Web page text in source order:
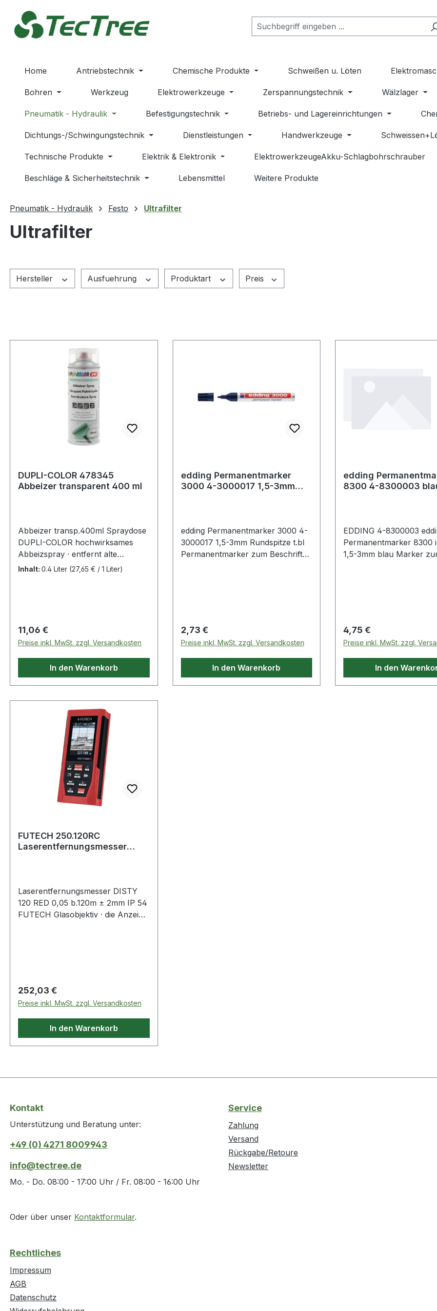
Hauptinhalt springen
Zur Suche springen
Zur Hauptnavigation springen
Home Antriebstechnik Chemische Produkte Schweißen u. Löten
Bohren Werkzeug Elektrowerkzeuge Zerspannungstechnik Wälzlager
Pneumatik - Hydraulik Befestigungstechnik Betriebs- und Lagereinrichtungen
Dichtungs-/Schwingungstechnik Dienstleistungen Handwerkzeuge
Technische Produkte Elektrik & Elektronik ElektrowerkzeugeAkku-Schlagbohrschrauber
Beschläge & Sicherheitstechnik Lebensmittel Weitere Produkte
Pneumatik - Hydraulik Festo Ultrafilter
Ultrafilter
Hersteller Ausfuehrung Produktart Preis
DUPLI-COLOR 478345
Abbeizer transparent 400 ml
Abbeizer transp.400ml Spraydose
DUPLI-COLOR hochwirksames
Abbeizspray · entfernt alte
Lackschichten auf Stein, Beton,
400ml · Gebinde: Spraydose
Inhalt: 0.4 Liter (27,65 € / 1 Liter)
Regulärer Preis:
11,06 €
Preise inkl. MwSt. zzgl. Versandkosten
In den Warenkorb
edding Permanentmarker
3000 4-3000017 1,5-3mm
edding Permanentmarker 3000 4-
3000017 1,5-3mm Rundspitze t.bl
Permanentmarker zum Beschriften
Regulärer Preis:
2,73 €
Preise inkl. MwSt. zzgl. Versandkosten
In den Warenkorb
edding
8300 4-8300003
EDDING 4-8300003
Permanentmarker 8300 industry
1,5-3mm blau Marker zum
staubigen Oberflächen.
Regulärer Preis:
4,75 €
Preise inkl. MwSt. zzgl.
In den
FUTECH 250.120RC
Laserentfernungsmesser
Laserentfernungsmesser DISTY
120 RED 0,05 b.120m ± 2mm IP 54
FUTECH Glasobjektiv · die Anzeige
Messung mit Angabe von
minimalen und maximalen
Abmessungen · einfache und
erweiterte Pythagoras-Funktion ·
Berechnung einzelner und
mehrerer Flächen ·
Einheiten: m - inch - ft ·
Gewicht: 0,35kg · Schutzart: IP 54 ·
Laserklasse: 2
Regulärer Preis:
252,03 €
Preise inkl. MwSt. zzgl. Versandkosten
In den Warenkorb
Kontakt
Unterstützung und Beratung unter:
+49 (0) 4271 8009943
info@tectree.de
Mo. - Do. 08:00 - 17:00 Uhr / Fr. 08:00 - 16:00 Uhr
Oder über unser Kontaktformular.
Service
Zahlung
Versand
Rückgabe/Retoure
Newsletter
Rechtliches
Impressum
AGB
Datenschutz